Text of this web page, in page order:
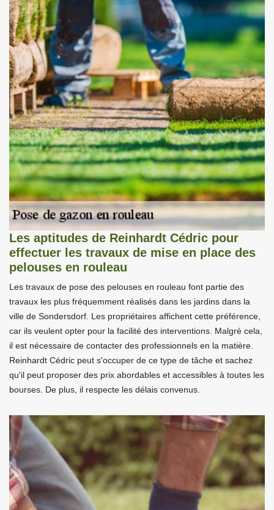
Les aptitudes de Reinhardt Cédric pour
effectuer les travaux de mise en place des
pelouses en rouleau
Les travaux de pose des pelouses en rouleau font partie des
travaux les plus fréquemment réalisés dans les jardins dans la
ville de Sondersdorf. Les propriétaires affichent cette préférence,
car ils veulent opter pour la facilité des interventions. Malgré cela,
il est nécessaire de contacter des professionnels en la matière.
Reinhardt Cédric peut s'occuper de ce type de tâche et sachez
qu'il peut proposer des prix abordables et accessibles à toutes les
bourses. De plus, il respecte les délais convenus.